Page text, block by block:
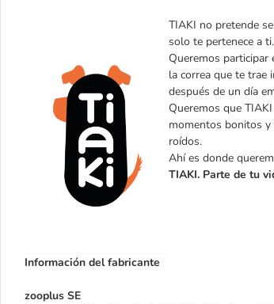
TIAKI no pretende
solo te pertenece a
Queremos participar
la correa que te trae
después de un día
Queremos que
momentos bonitos
roídos.
Ahí es donde
TIAKI. Parte de tu
Información del fabricante
zooplus SE